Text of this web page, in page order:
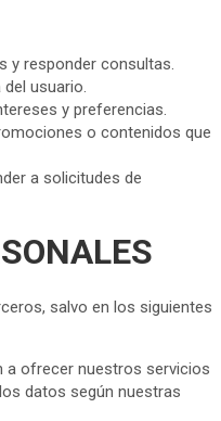
y responder consultas.
usuario.
y preferencias.
o contenidos que
a solicitudes de
salvo en los siguientes
a ofrecer nuestros servicios
datos según nuestras